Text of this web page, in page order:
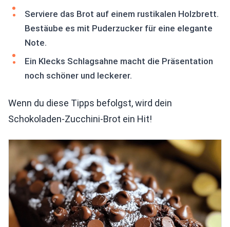
Serviere das Brot auf einem rustikalen Holzbrett.
Bestäube es mit Puderzucker für eine elegante
Note.
Ein Klecks Schlagsahne macht die Präsentation
noch schöner und leckerer.
Wenn du diese Tipps befolgst, wird dein
Schokoladen-Zucchini-Brot ein Hit!